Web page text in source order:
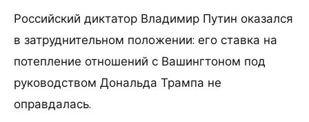
Российский диктатор Владимир Путин оказался
в затруднительном положении: его ставка на
потепление отношений с Вашингтоном под
руководством Дональда Трампа не
оправдалась.